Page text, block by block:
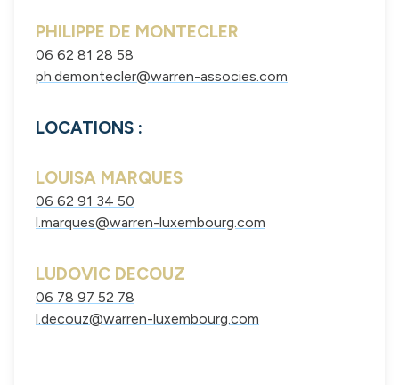
PHILIPPE DE MONTECLER
06 62 81 28 58
ph.demontecler@warren-associes.com
LOCATIONS :
LOUISA MARQUES
06 62 91 34 50
l.marques@warren-luxembourg.com
LUDOVIC DECOUZ
06 78 97 52 78
l.decouz@warren-luxembourg.com